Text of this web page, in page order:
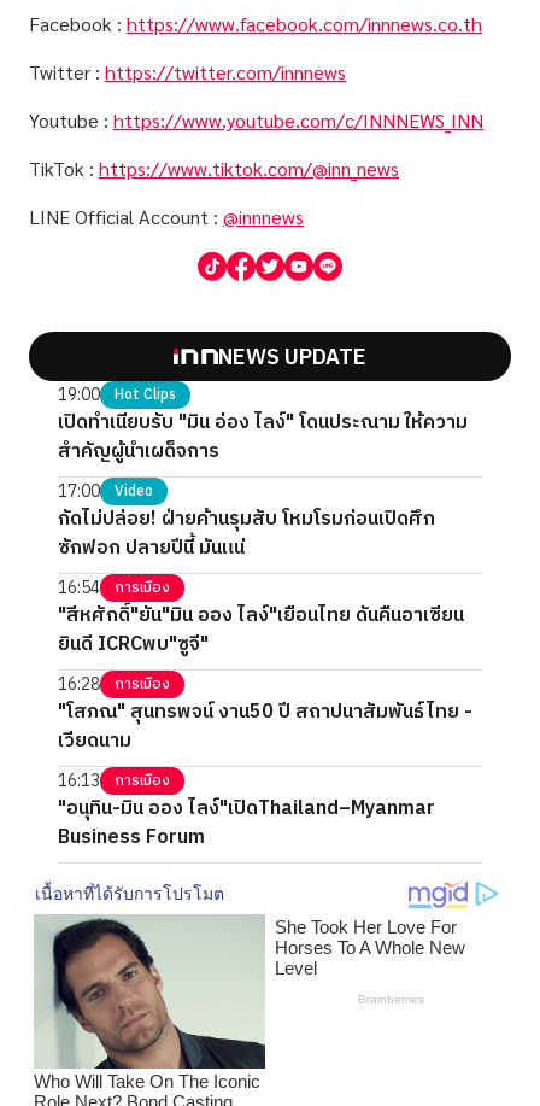
Facebook : https://www.facebook.com/innnews.co.th
Twitter : https://twitter.com/innnews
Youtube : https://www.youtube.com/c/INNNEWS_INN
TikTok : https://www.tiktok.com/@inn_news
LINE Official Account : @innnews
NEWS UPDATE
19:00 Hot Clips
เปิดทำเนียบรับ "มิน อ่อง ไลง์" โดนประณาม ให้ความ
สำคัญผู้นำเผด็จการ
17:00 Video
กัดไม่ปล่อย! ฝ่ายค้านรุมสับ โหมโรมก่อนเปิดศึก
ซักฟอก ปลายปีนี้ มันแน่
16:54 การเมือง
"สีหศักดิ์"ยัน"มิน ออง ไลง์"เยือนไทย ดันคืนอาเซียน
ยินดี ICRCพบ"ซูจี"
16:28 การเมือง
"โสภณ" สุนทรพจน์ งาน50 ปี สถาปนาสัมพันธ์ไทย -
เวียดนาม
16:13 การเมือง
"อนุทิน-มิน ออง ไลง์"เปิดThailand–Myanmar
Business Forum